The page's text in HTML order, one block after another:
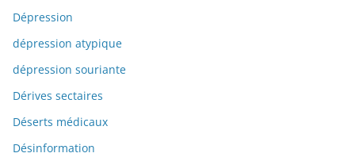
Dépression
dépression atypique
dépression souriante
Dérives sectaires
Déserts médicaux
Désinformation